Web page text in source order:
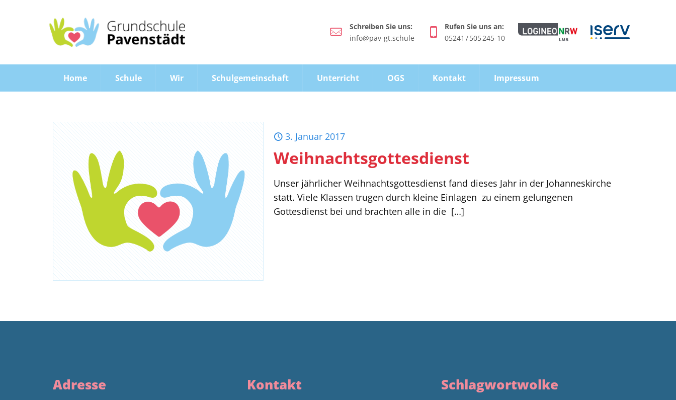
Schreiben Sie uns:
info@pav-gt.schule
Rufen Sie uns an:
05241 / 505 245-10
Home Schule Wir Schulgemeinschaft Unterricht OGS Kontakt Impressum
3. Januar 2017
Weihnachtsgottesdienst
Unser jährlicher Weihnachtsgottesdienst fand dieses Jahr in der Johanneskirche
statt. Viele Klassen trugen durch kleine Einlagen zu einem gelungenen
Gottesdienst bei und brachten alle in die […]
Adresse Kontakt Schlagwortwolke